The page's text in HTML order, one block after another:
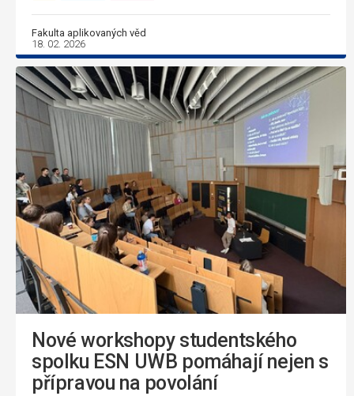
Fakulta aplikovaných věd
18. 02. 2026
Nové workshopy studentského
spolku ESN UWB pomáhají nejen s
přípravou na povolání